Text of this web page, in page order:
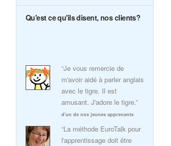
Qu'est ce qu'ils disent, nos clients?
“Je vous remercie de
m'avoir aidé à parler anglais
avec le tigre. Il est
amusant. J'adore le tigre.”
d'un de nos jeunes apprenants
“La méthode EuroTalk pour
l'apprentissage doit être